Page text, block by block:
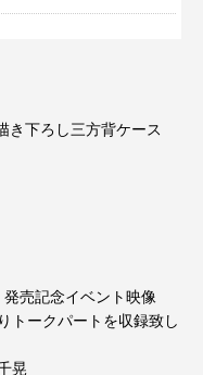
下ろし三方背ケース
売記念イベント映像
ークパートを収録致し
晃